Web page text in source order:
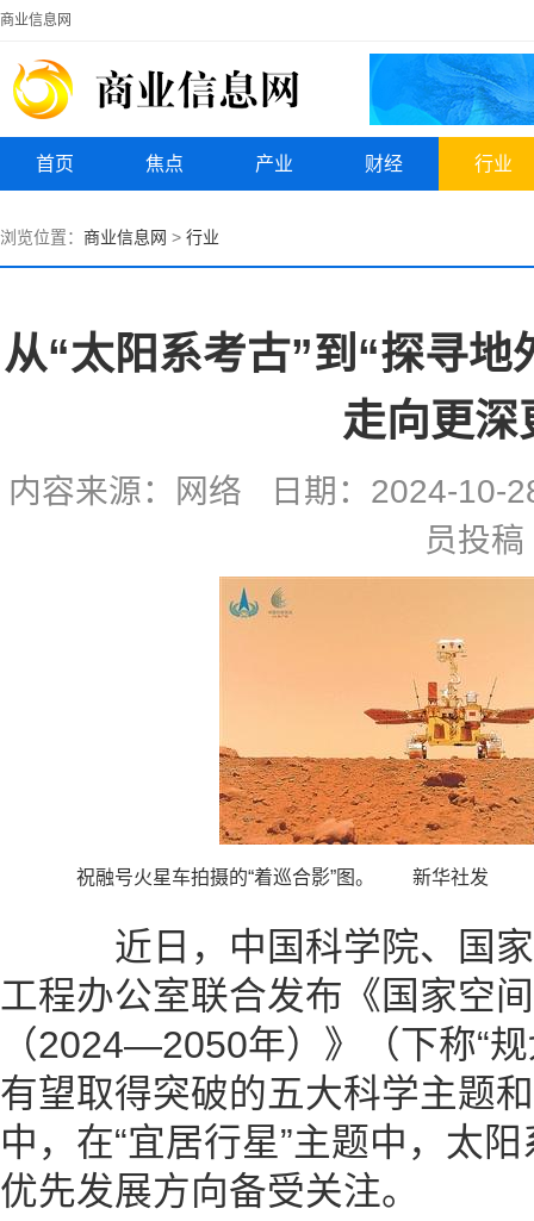
商业信息网
首页 焦点 产业 财经 行业
浏览位置： 商业信息网 > 行业
从“太阳系考古”到“探寻
走向更深
内容来源：网络 日期：2024-
员投稿
祝融号火星车拍摄的“着巡合影”图。 新华社发
近日，中国科学院、国家
工程办公室联合发布《国家空
（2024—2050年）》（下称“
有望取得突破的五大科学主题
中，在“宜居行星”主题中，太
优先发展方向备受关注。